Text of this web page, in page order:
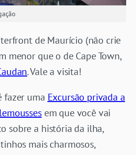
de Maurício (não crie
menor que o de Cape Town,
. Vale a visita!
fazer uma Excursão privada a
em que você vai
sobre a história da ilha,
mais charmosos,